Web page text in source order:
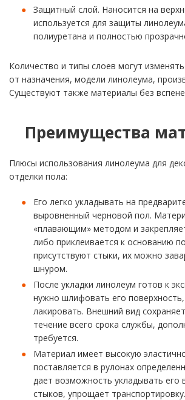
Защитный слой. Наносится на
используется для защиты
полиуретана и полностью
Количество и типы слоев могут
от назначения, модели линолеума,
Существуют также материалы без
Преимущества
Плюсы использования линолеума для
отделки пола:
Его легко укладывать на
выровненный черновой пол.
«плавающим» методом и
либо приклеивается к основанию
присутствуют стыки, их можно
шнуром.
После укладки линолеум готов к
нужно шлифовать его
лакировать. Внешний вид
течение всего срока службы,
требуется.
Материал имеет высокую
поставляется в рулонах
дает возможность укладывать его
стыков, упрощает транспортировку.